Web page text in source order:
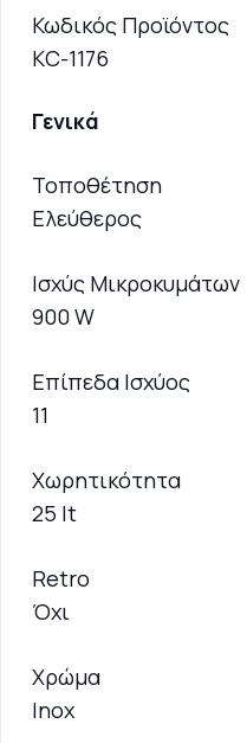
Κωδικός Προϊόντος
KC-1176
Γενικά
Τοποθέτηση
Ελεύθερος
Ισχύς Μικροκυμάτων
900 W
Επίπεδα Ισχύος
11
Χωρητικότητα
25 lt
Retro
Όχι
Χρώμα
Inox